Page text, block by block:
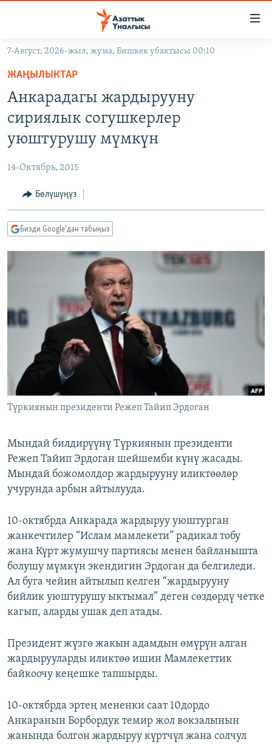
Навигацияга
өтүңүз
Издөөгө
салыңызКЫРГЫЗСТАН
МАДАНИЯТ
УКРАИНА
ТВ ПРОГРАММАЛАР
БҮГҮН АЗАТТЫКТА
АЗАТТЫК+
ЫҢГАЙСЫЗ СУРООЛОР
ПОДКАСТ
Русский
ЭЕ/АРнун бардык сайттары
7-Август, 2026-жыл, жума, Бишкек убактысы 00:10
ЖАҢЫЛЫКТАР
Анкарадагы жардырууну
сириялык согушкерлер
уюштурушу мүмкүн
14-Октябрь, 2015
Бөлүшүңүз
Бизди Google'дан табыңыз
Түркиянын президенти Режеп Тайип Эрдоган
Мындай билдирүүнү Түркиянын президенти
Режеп Тайип Эрдоган шейшемби күнү жасады.
Мындай божомолдор жардырууну иликтөөлөр
учурунда арбын айтылууда.
10-октябрда Анкарада жардыруу уюштурган
жанкечтилер “Ислам мамлекети” радикал тобу
жана Күрт жумушчу партиясы менен байланышта
болушу мүмкүн экендигин Эрдоган да белгиледи.
Ал буга чейин айтылып келген “жардырууну
бийлик уюштурушу ыктымал” деген сөздөрдү четке
кагып, аларды ушак деп атады.
Президент жүзгө жакын адамдын өмүрүн алган
жардырууларды иликтөө ишин Мамлекеттик
байкоочу кеңешке тапшырды.
10-октябрда эртең мененки саат 10дордо
Анкаранын Борбордук темир жол вокзалынын
жанында болгон жардыруу күртчүл жана солчул